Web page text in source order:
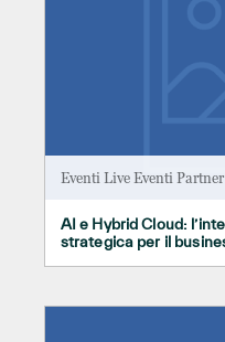
Eventi Live Eventi Partner
AI e Hybrid Cloud:
strategica per il